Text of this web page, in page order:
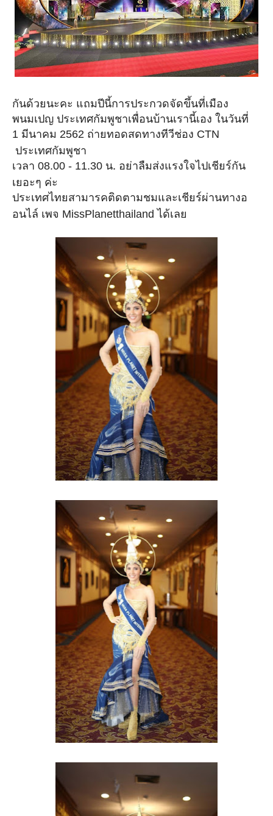
กันด้วยนะคะ แถมปีนี้การประกวดจัดขึ้นที่เมือง
พนมเปญ ประเทศกัมพูชาเพื่อนบ้านเรานี้เอง ในวันที่
1 มีนาคม 2562 ถ่ายทอดสดทางทีวีช่อง CTN
ประเทศกัมพูชา
เวลา 08.00 - 11.30 น. อย่าลืมส่งแรงใจไปเชียร์กัน
เยอะๆ ค่ะ
ประเทศไทยสามารคติดตามชมและเชียร์ผ่านทางอ
อนไล์ เพจ MissPlanetthailand ได้เลย